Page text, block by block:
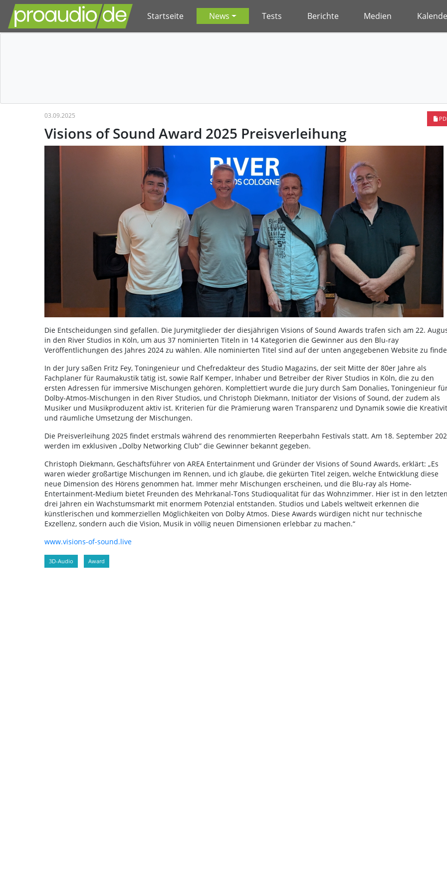
Startseite News Tests Berichte Medien
03.09.2025
Visions of Sound Award 2025 Preisverleihung
Die Entscheidungen sind gefallen. Die Jurymitglieder der diesjährigen Visions of Sound Awards trafen sich am 22.
in den River Studios in Köln, um aus 37 nominierten Titeln in 14 Kategorien die Gewinner aus den Blu-ray
Veröffentlichungen des Jahres 2024 zu wählen. Alle nominierten Titel sind auf der unten angegebenen Website zu
In der Jury saßen Fritz Fey, Toningenieur und Chefredakteur des Studio Magazins, der seit Mitte der 80er Jahre als
Fachplaner für Raumakustik tätig ist, sowie Ralf Kemper, Inhaber und Betreiber der River Studios in Köln, die zu den
ersten Adressen für immersive Mischungen gehören. Komplettiert wurde die Jury durch Sam Donalies, Toningenieur
Dolby-Atmos-Mischungen in den River Studios, und Christoph Diekmann, Initiator der Visions of Sound, der zudem als
Musiker und Musikproduzent aktiv ist. Kriterien für die Prämierung waren Transparenz und Dynamik sowie die
und räumliche Umsetzung der Mischungen.
Die Preisverleihung 2025 findet erstmals während des renommierten Reeperbahn Festivals statt. Am 18. September
werden im exklusiven „Dolby Networking Club” die Gewinner bekannt gegeben.
Christoph Diekmann, Geschäftsführer von AREA Entertainment und Gründer der Visions of Sound Awards, erklärt: „Es
waren wieder großartige Mischungen im Rennen, und ich glaube, die gekürten Titel zeigen, welche Entwicklung diese
neue Dimension des Hörens genommen hat. Immer mehr Mischungen erscheinen, und die Blu-ray als Home-
Entertainment-Medium bietet Freunden des Mehrkanal-Tons Studioqualität für das Wohnzimmer. Hier ist in den letzten
drei Jahren ein Wachstumsmarkt mit enormem Potenzial entstanden. Studios und Labels weltweit erkennen die
künstlerischen und kommerziellen Möglichkeiten von Dolby Atmos. Diese Awards würdigen nicht nur technische
Exzellenz, sondern auch die Vision, Musik in völlig neuen Dimensionen erlebbar zu machen.“
www.visions-of-sound.live
3D-Audio Award